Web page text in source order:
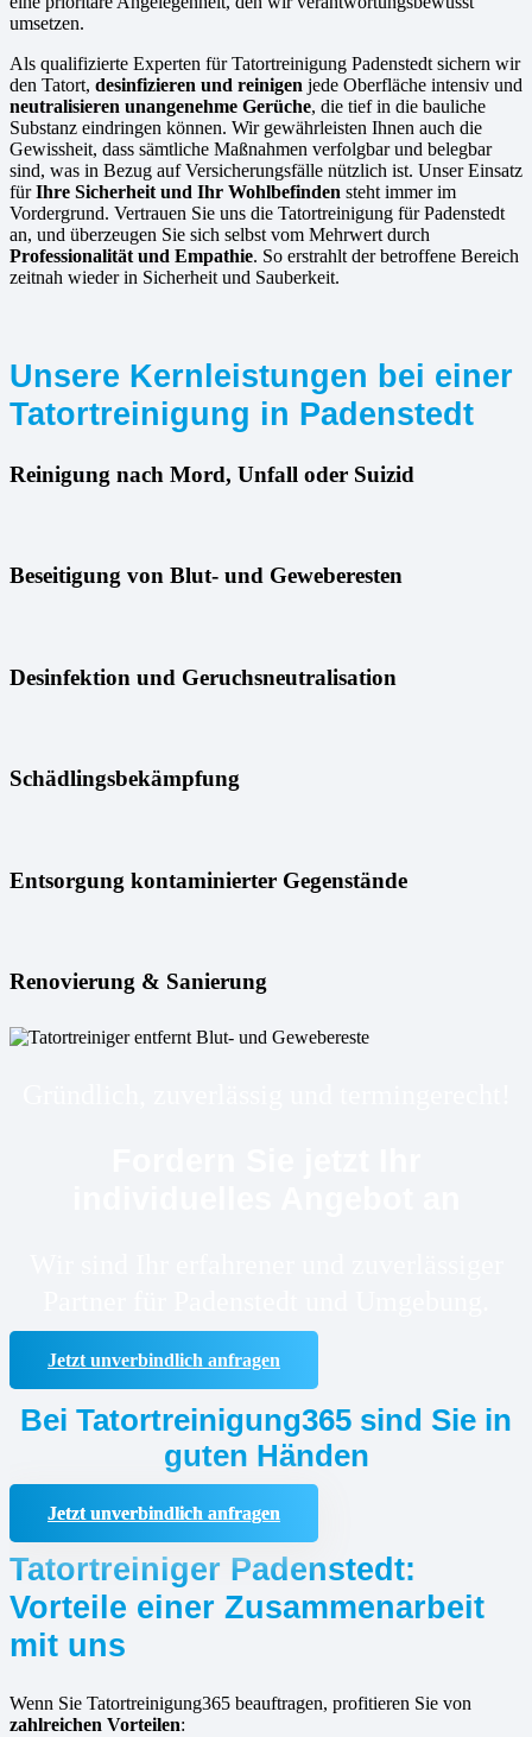
umsetzen.
Als qualifizierte Experten für Tatortreinigung Padenstedt sichern wir
den Tatort, desinfizieren und reinigen jede Oberfläche intensiv und
neutralisieren unangenehme Gerüche, die tief in die bauliche
Substanz eindringen können. Wir gewährleisten Ihnen auch die
Gewissheit, dass sämtliche Maßnahmen verfolgbar und belegbar
sind, was in Bezug auf Versicherungsfälle nützlich ist. Unser Einsatz
fürIhre Sicherheit und Ihr Wohlbefinden steht immer im
Vordergrund. Vertrauen Sie uns die Tatortreinigung für Padenstedt
an, und überzeugen Sie sich selbst vom Mehrwert durch
Professionalität und Empathie. So erstrahlt der betroffene Bereich
zeitnah wieder in Sicherheit und Sauberkeit.
Unsere Kernleistungen bei einer
Tatortreinigung in Padenstedt
Reinigung nach Mord, Unfall oder Suizid
Beseitigung von Blut- und Geweberesten
Desinfektion und Geruchsneutralisation
Schädlingsbekämpfung
Entsorgung kontaminierter Gegenstände
Renovierung & Sanierung
Jetzt unverbindlich anfragen
Bei Tatortreinigung365 sind Sie in
guten Händen
Jetzt unverbindlich anfragen
Tatortreiniger Padenstedt:
Vorteile einer Zusammenarbeit
mit uns
Wenn Sie Tatortreinigung365 beauftragen, profitieren Sie von
zahlreichen Vorteilen: